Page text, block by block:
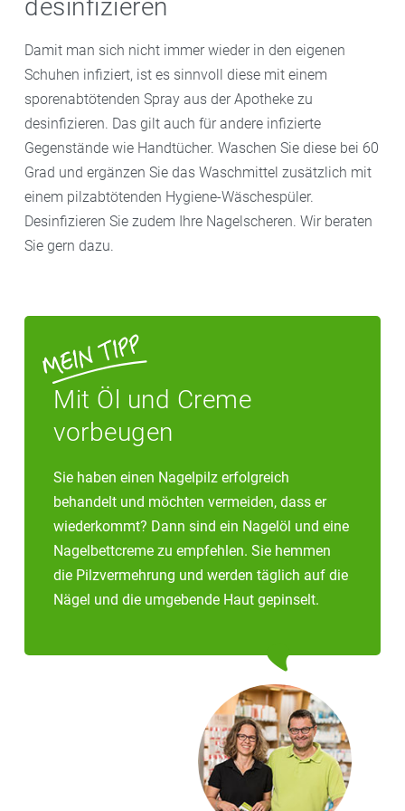
regelmäßigen Fuß-Check durch Podologen
desinfizieren
Damit man sich nicht immer wieder in den eigenen
Schuhen infiziert, ist es sinnvoll diese mit einem
sporenabtötenden Spray aus der Apotheke zu
desinfizieren. Das gilt auch für andere infizierte
Gegenstände wie Handtücher. Waschen Sie diese bei 60
Grad und ergänzen Sie das Waschmittel zusätzlich mit
einem pilzabtötenden Hygiene-Wäschespüler.
Desinfizieren Sie zudem Ihre Nagelscheren. Wir beraten
Sie gern dazu.
Mit Öl und Creme
vorbeugen
Sie haben einen Nagelpilz erfolgreich
behandelt und möchten vermeiden, dass er
wiederkommt? Dann sind ein Nagelöl und eine
Nagelbettcreme zu empfehlen. Sie hemmen
die Pilzvermehrung und werden täglich auf die
Nägel und die umgebende Haut gepinselt.